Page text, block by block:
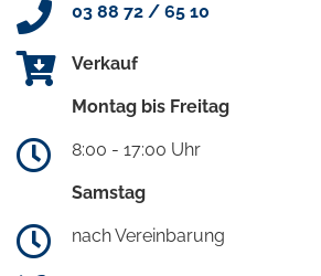
03 88 72 / 65 10
Verkauf
Montag bis Freitag
8:00 - 17:00 Uhr
Samstag
nach Vereinbarung